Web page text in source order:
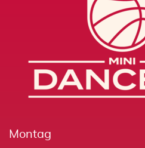
Montag